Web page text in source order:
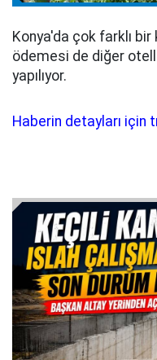
Konya'da çok farklı
ödemesi de diğer
yapılıyor.
Haberin detayları için